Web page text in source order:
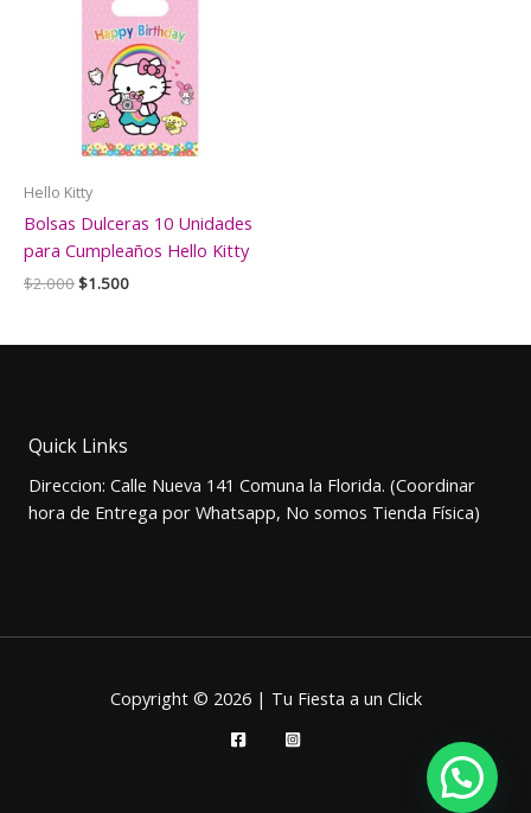
Hello Kitty
Bolsas Dulceras 10 Unidades
para Cumpleaños Hello Kitty
$2.000El
era:
$1.500El
es:
Quick Links
Direccion: Calle Nueva 141 Comuna la Florida. (Coordinar
hora de Entrega por Whatsapp, No somos Tienda Física)
Copyright © 2026 | Tu Fiesta a un Click